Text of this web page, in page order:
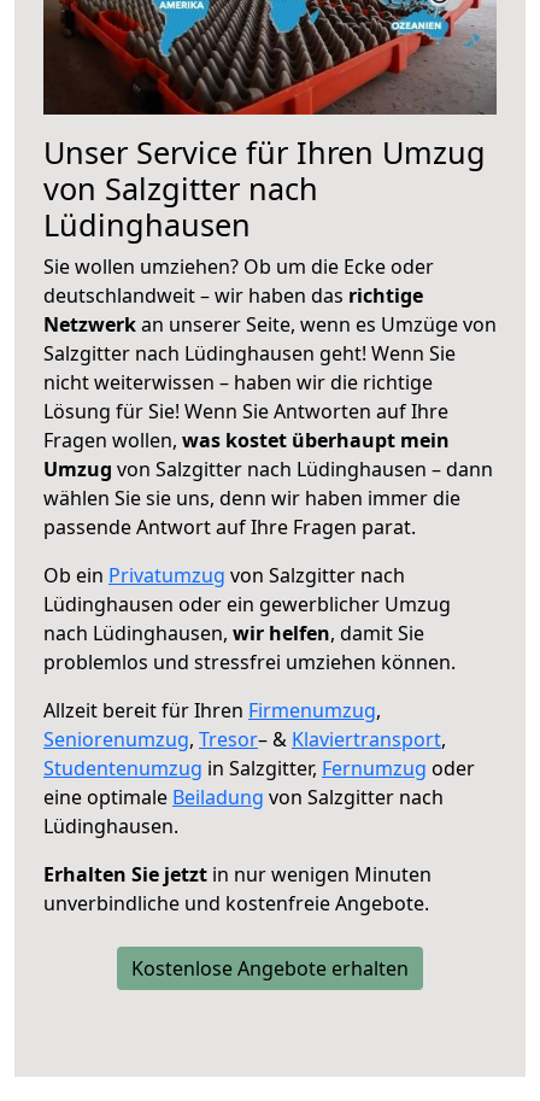
Unser Service für Ihren Umzug
von Salzgitter nach
Lüdinghausen
Sie wollen umziehen? Ob um die Ecke oder
deutschlandweit – wir haben das richtige
Netzwerkan unserer Seite, wenn es Umzüge von
Salzgitter nach Lüdinghausen geht! Wenn Sie
nicht weiterwissen – haben wir die richtige
Lösung für Sie! Wenn Sie Antworten auf Ihre
Fragen wollen, was kostet überhaupt mein
Umzug von Salzgitter nach Lüdinghausen – dann
wählen Sie sie uns, denn wir haben immer die
passende Antwort auf Ihre Fragen parat.
Ob ein Privatumzug von Salzgitter nach
Lüdinghausen oder ein gewerblicher Umzug
nach Lüdinghausen, wir helfen, damit Sie
problemlos und stressfrei umziehen können.
Allzeit bereit für Ihren Firmenumzug,
Seniorenumzug, Tresor– & Klaviertransport,
Studentenumzug in Salzgitter, Fernumzug oder
eine optimale Beiladung von Salzgitter nach
Lüdinghausen.
Erhalten Sie jetzt in nur wenigen Minuten
unverbindliche und kostenfreie Angebote.
Kostenlose Angebote erhalten